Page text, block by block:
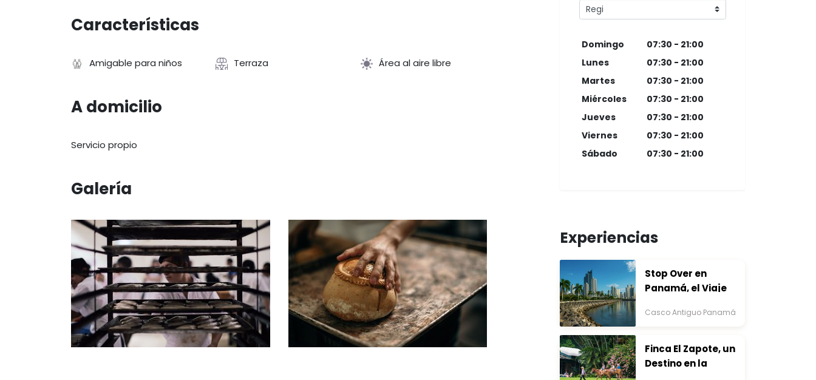
Características
Amigable para niños Terraza Área al aire libre
A domicilio
Servicio propio
Galería
Domingo
07:30 - 21:00
Lunes
07:30 - 21:00
Martes
07:30 - 21:00
Miércoles
07:30 - 21:00
Jueves
07:30 - 21:00
Viernes
07:30 - 21:00
Sábado
07:30 - 21:00
Experiencias
Stop Over en
Panamá, el Viaje
Destino
Casco Antiguo Panamá
Finca El Zapote, un
Destino en la